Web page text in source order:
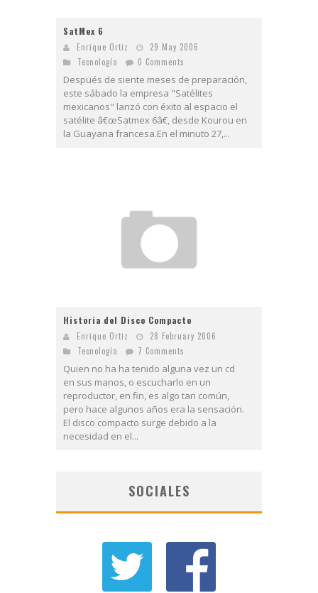
SatMex 6
Enrique Ortiz
29 May 2006
Tecnologí­a
0 Comments
Después de siente meses de preparación,
este sábado la empresa "Satélites
mexicanos" lanzó con éxito al espacio el
satélite â€œSatmex 6â€, desde Kourou en
la Guayana francesa.En el minuto 27,...
Historia del Disco Compacto
Enrique Ortiz
28 February 2006
Tecnologí­a
7 Comments
Quien no ha ha tenido alguna vez un cd
en sus manos, o escucharlo en un
reproductor, en fin, es algo tan común,
pero hace algunos años era la sensación.
El disco compacto surge debido a la
necesidad en el...
SOCIALES